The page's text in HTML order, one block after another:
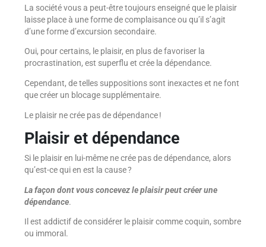
La société vous a peut-être toujours enseigné que le plaisir
laisse place à une forme de complaisance ou qu’il s’agit
d’une forme d’excursion secondaire.
Oui, pour certains, le plaisir, en plus de favoriser la
procrastination, est superflu et crée la dépendance.
Cependant, de telles suppositions sont inexactes et ne font
que créer un blocage supplémentaire.
Le plaisir ne crée pas de dépendance !
Plaisir et dépendance
Si le plaisir en lui-même ne crée pas de dépendance, alors
qu’est-ce qui en est la cause ?
La façon dont vous concevez le plaisir peut créer une
dépendance.
Il est addictif de considérer le plaisir comme coquin, sombre
ou immoral.